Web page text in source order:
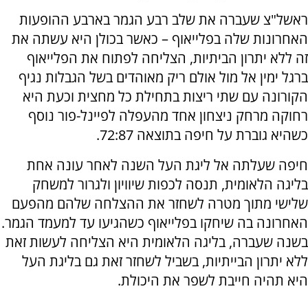
ראשל"צ שעברה את שלב רבע הגמר בארבע ההופעות
האחרונות שלה בפלייאוף – כאשר בכולן היא עשתה את
זה ללא יתרון הביתיות, הצליחה לפתוח את הפלייאוף
ברגל ימין אל מול אולם ריק מאוהדים בשל הגבלות נגיף
הקורונה עם שתי ריצות בתחילת כל מחצית וכעת היא
רחוקה מרחק ניצחון אחד מהעפלה לפיינל-פור נוסף
כשהיא גוברת על חיפה בתוצאה 72:87.
חיפה שעלתה אל ליגת העל השנה לאחר עונה אחת
בליגה הלאומית, תנסה לכפות שיוויון ולגרור למשחק
שלישי מתוך מטרה לשחזר את ההצלחה שלהם מהפעם
האחרונה בה שיחקו בפלייאוף כשהגיעו עד למעמד הגמר.
בשנה שעברה, בליגה הלאומית היא הצליחה לעשות זאת
ללא יתרון הבייתיות, בשביל לשחזר זאת גם בליגת העל
היא תהיה חייבת לשפר את היכולת.